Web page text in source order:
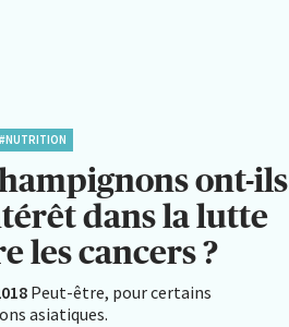
#NUTRITION
ont-ils
dans la lutte
les cancers ?
Peut-être, pour certains
asiatiques.